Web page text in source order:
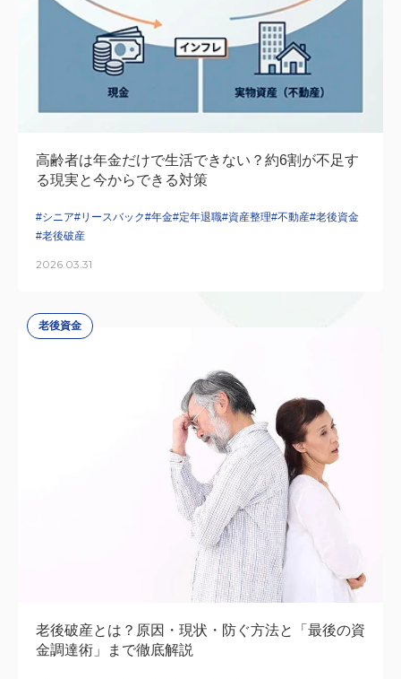
高齢者は年金だけで生活できない？約6割が不足す
る現実と今からできる対策
#シニア#リースバック#年金#定年退職#資産整理#不動産#老後資金
#老後破産
2026.03.31
老後資金
老後破産とは？原因・現状・防ぐ方法と「最後の資
金調達術」まで徹底解説